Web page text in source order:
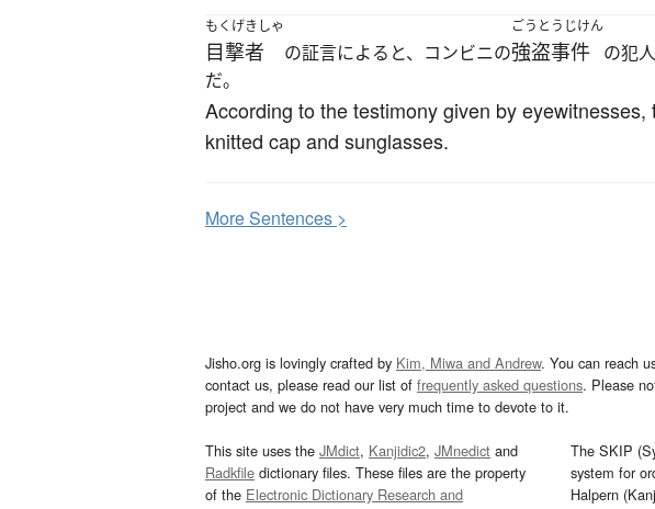
もくげきしゃ
目撃者 の証言によると、コンビニの
ごうとうじけん
強盗事件 の犯
だ。
According to the testimony given by
knitted cap and sunglasses.
MoreSentences >
Jisho.org is lovingly crafted by Kim, Miwa and Andrew. You can reach
contact us, please read our list of frequently asked questions. Please
project and we do not have very much time to devote to it.
This site uses the JMdict, Kanjidic2, JMnedict and
Radkfile dictionary files. These files are the property
of the Electronic Dictionary Research and
The SKIP
system for
Halpern